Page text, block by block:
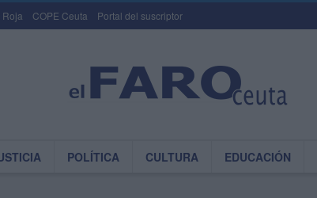
Roja COPE Ceuta Portal del suscriptor
POLÍTICA CULTURA EDUCACIÓN